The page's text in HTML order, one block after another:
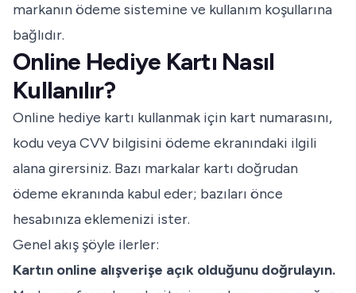
markanın ödeme sistemine ve kullanım koşullarına
bağlıdır.
Online Hediye Kartı Nasıl
Kullanılır?
Online hediye kartı kullanmak için kart numarasını,
kodu veya CVV bilgisini ödeme ekranındaki ilgili
alana girersiniz. Bazı markalar kartı doğrudan
ödeme ekranında kabul eder; bazıları önce
hesabınıza eklemenizi ister.
Genel akış şöyle ilerler:
Kartın online alışverişe açık olduğunu doğrulayın.